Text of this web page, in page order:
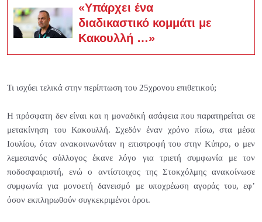
«Yπάρχει ένα
διαδικαστικό κομμάτι με
Κακουλλή …»
Τι ισχύει τελικά στην περίπτωση του 25χρονου επιθετικού;
Η πρόσφατη δεν είναι και η μοναδική ασάφεια που παρατηρείται σε
μετακίνηση του Κακουλλή. Σχεδόν έναν χρόνο πίσω, στα μέσα
Ιουλίου, όταν ανακοινωνόταν η επιστροφή του στην Κύπρο, ο μεν
λεμεσιανός σύλλογος έκανε λόγο για τριετή συμφωνία με τον
ποδοσφαιριστή, ενώ ο αντίστοιχος της Στοκχόλμης ανακοίνωσε
συμφωνία για μονοετή δανεισμό με υποχρέωση αγοράς του, εφ’
όσον εκπληρωθούν συγκεκριμένοι όροι.